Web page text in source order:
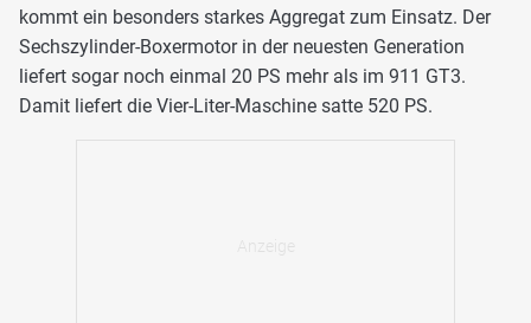
kommt ein besonders starkes Aggregat zum Einsatz. Der
Sechszylinder-Boxermotor in der neuesten Generation
liefert sogar noch einmal 20 PS mehr als im 911 GT3.
Damit liefert die Vier-Liter-Maschine satte 520 PS.